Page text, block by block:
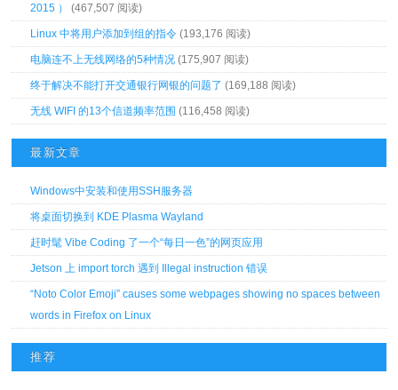
2015 ）
(467,507 阅读)
Linux 中将用户添加到组的指令 (193,176 阅读)
电脑连不上无线网络的5种情况 (175,907 阅读)
终于解决不能打开交通银行网银的问题了 (169,188 阅读)
无线 WIFI 的13个信道频率范围 (116,458 阅读)
最新文章
Windows中安装和使用SSH服务器
将桌面切换到 KDE Plasma Wayland
赶时髦 Vibe Coding 了一个“每日一色”的网页应用
Jetson 上 import torch 遇到 Illegal instruction 错误
“Noto Color Emoji” causes some webpages showing no spaces between
words in Firefox on Linux
推荐